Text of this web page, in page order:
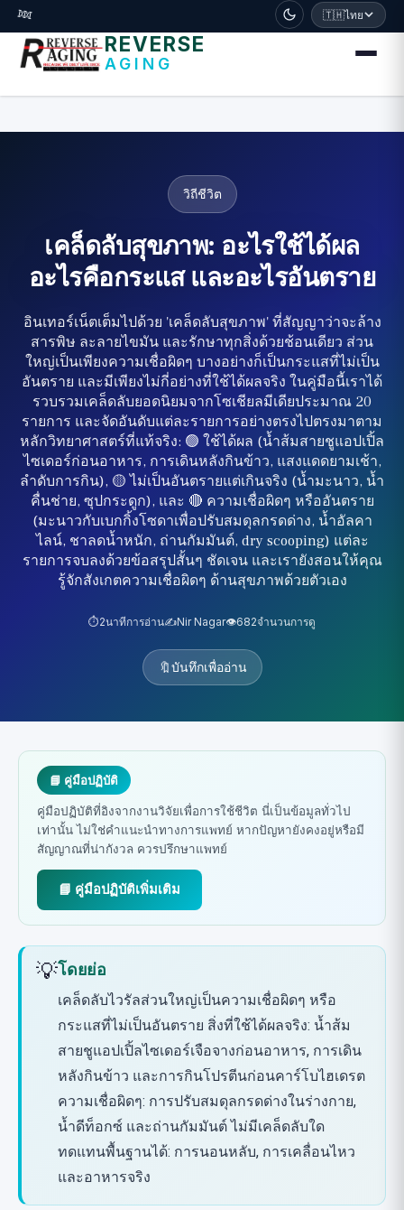
דלג לתוכן הראשי
🧬 🇹🇭ไทย
REVERSE
AGING
วิถีชีวิต
เคล็ดลับสุขภาพ: อะไรใช้ได้ผล
อะไรคือกระแส และอะไรอันตราย
อินเทอร์เน็ตเต็มไปด้วย 'เคล็ดลับสุขภาพ' ที่สัญญาว่าจะล้าง
สารพิษ ละลายไขมัน และรักษาทุกสิ่งด้วยช้อนเดียว ส่วน
ใหญ่เป็นเพียงความเชื่อผิดๆ บางอย่างก็เป็นกระแสที่ไม่เป็น
อันตราย และมีเพียงไม่กี่อย่างที่ใช้ได้ผลจริง ในคู่มือนี้เราได้
รวบรวมเคล็ดลับยอดนิยมจากโซเชียลมีเดียประมาณ 20
รายการ และจัดอันดับแต่ละรายการอย่างตรงไปตรงมาตาม
หลักวิทยาศาสตร์ที่แท้จริง: 🟢 ใช้ได้ผล (น้ำส้มสายชูแอปเปิ้ล
ไซเดอร์ก่อนอาหาร, การเดินหลังกินข้าว, แสงแดดยามเช้า,
ลำดับการกิน), 🟡 ไม่เป็นอันตรายแต่เกินจริง (น้ำมะนาว, น้ำ
คื่นช่าย, ซุปกระดูก), และ 🔴 ความเชื่อผิดๆ หรืออันตราย
(มะนาวกับเบกกิ้งโซดาเพื่อปรับสมดุลกรดด่าง, น้ำอัลคา
ไลน์, ชาลดน้ำหนัก, ถ่านกัมมันต์, dry scooping) แต่ละ
รายการจบลงด้วยข้อสรุปสั้นๆ ชัดเจน และเรายังสอนให้คุณ
รู้จักสังเกตความเชื่อผิดๆ ด้านสุขภาพด้วยตัวเอง
⏱️2นาทีการอ่าน✍️Nir Nagar👁️682จำนวนการดู
🔖บันทึกเพื่ออ่าน
📘 คู่มือปฏิบัติ
คู่มือปฏิบัติที่อิงจากงานวิจัยเพื่อการใช้ชีวิต นี่เป็นข้อมูลทั่วไป
เท่านั้น ไม่ใช่คำแนะนำทางการแพทย์ หากปัญหายังคงอยู่หรือมี
สัญญาณที่น่ากังวล ควรปรึกษาแพทย์
📘 คู่มือปฏิบัติเพิ่มเติม
💡โดยย่อ
เคล็ดลับไวรัลส่วนใหญ่เป็นความเชื่อผิดๆ หรือ
กระแสที่ไม่เป็นอันตราย สิ่งที่ใช้ได้ผลจริง: น้ำส้ม
สายชูแอปเปิ้ลไซเดอร์เจือจางก่อนอาหาร, การเดิน
หลังกินข้าว และการกินโปรตีนก่อนคาร์โบไฮเดรต
ความเชื่อผิดๆ: การปรับสมดุลกรดด่างในร่างกาย,
น้ำดีท็อกซ์ และถ่านกัมมันต์ ไม่มีเคล็ดลับใด
ทดแทนพื้นฐานได้: การนอนหลับ, การเคลื่อนไหว
และอาหารจริง